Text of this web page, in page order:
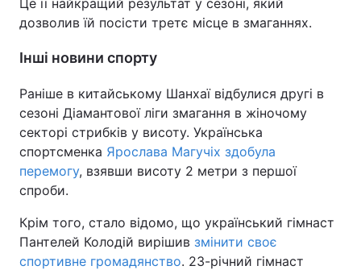
Це її найкращий результат у сезоні, який
дозволив їй посісти третє місце в змаганнях.
Інші новини спорту
Раніше в китайському Шанхаї відбулися другі в
сезоні Діамантової ліги змагання в жіночому
секторі стрибків у висоту. Українська
спортсменка Ярослава Магучіх здобула
перемогу, взявши висоту 2 метри з першої
спроби.
Крім того, стало відомо, що український гімнаст
Пантелей Колодій вирішив змінити своє
спортивне громадянство. 23-річний гімнаст